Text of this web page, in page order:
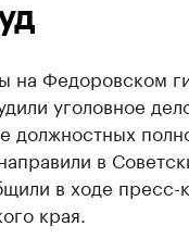
на Федоровском
уголовное
должностных
в
в ходе пресс-
края.